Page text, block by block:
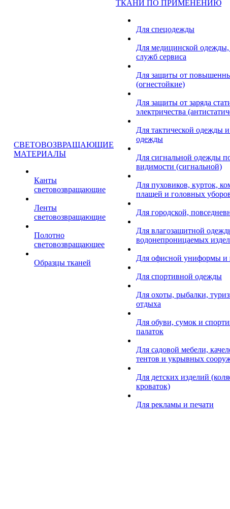
СВЕТОВОЗВРАЩАЮЩИЕ
МАТЕРИАЛЫ
Канты
световозвращающие
Ленты
световозвращающие
Полотно
световозвращающее
Образцы тканей
ТКАНИ ПО ПРИМЕНЕНИЮ
Для спецодежды
Для медицинской одежды,
служб сервиса
Для защиты от
(огнестойкие)
Для защиты от заряда
электричества
Для тактической одежды
одежды
Для сигнальной одежды
видимости (сигнальной)
Для пуховиков, курток,
плащей и головных
Для городской,
Для влагозащитной
водонепроницаемых
Для офисной униформы
Для спортивной одежды
Для охоты, рыбалки,
отдыха
Для обуви, сумок и
палаток
Для садовой мебели,
тентов и укрывных
Для детских изделий
кроваток)
Для рекламы и печати